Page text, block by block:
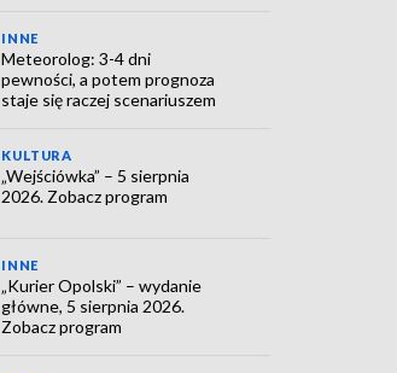
INNE
Meteorolog: 3-4 dni
pewności, a potem prognoza
staje się raczej scenariuszem
KULTURA
„Wejściówka” – 5 sierpnia
2026. Zobacz program
INNE
„Kurier Opolski” – wydanie
główne, 5 sierpnia 2026.
Zobacz program